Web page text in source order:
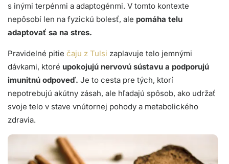
s inými terpénmi a adaptogénmi. V tomto kontexte
nepôsobí len na fyzickú bolesť, ale pomáha telu
adaptovať sa na stres.
Pravidelné pitie čaju z Tulsi zaplavuje telo jemnými
dávkami, ktoré upokojujú nervovú sústavu a podporujú
imunitnú odpoveď. Je to cesta pre tých, ktorí
nepotrebujú akútny zásah, ale hľadajú spôsob, ako udržať
svoje telo v stave vnútornej pohody a metabolického
zdravia.